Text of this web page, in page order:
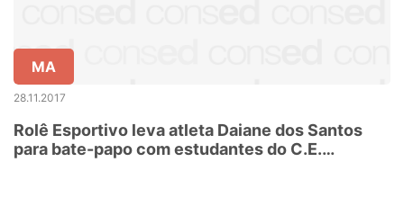
MA
28.11.2017
Rolê Esportivo leva atleta Daiane dos Santos
para bate-papo com estudantes do C.E.